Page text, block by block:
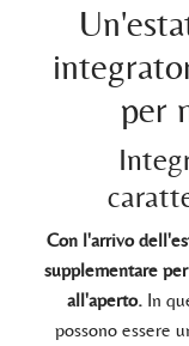
per
Con l'arrivo
supplementare
all'aperto. In
possono essere